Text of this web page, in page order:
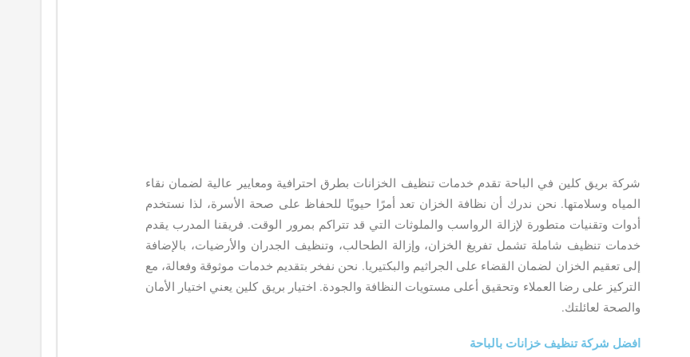
شركة بريق كلين في الباحة تقدم خدمات تنظيف الخزانات بطرق احترافية ومعايير عالية لضمان نقاء
المياه وسلامتها. نحن ندرك أن نظافة الخزان تعد أمرًا حيويًا للحفاظ على صحة الأسرة، لذا نستخدم
أدوات وتقنيات متطورة لإزالة الرواسب والملوثات التي قد تتراكم بمرور الوقت. فريقنا المدرب يقدم
خدمات تنظيف شاملة تشمل تفريغ الخزان، وإزالة الطحالب، وتنظيف الجدران والأرضيات، بالإضافة
إلى تعقيم الخزان لضمان القضاء على الجراثيم والبكتيريا. نحن نفخر بتقديم خدمات موثوقة وفعالة، مع
التركيز على رضا العملاء وتحقيق أعلى مستويات النظافة والجودة. اختيار بريق كلين يعني اختيار الأمان
والصحة لعائلتك.
افضل شركة تنظيف خزانات بالباحة